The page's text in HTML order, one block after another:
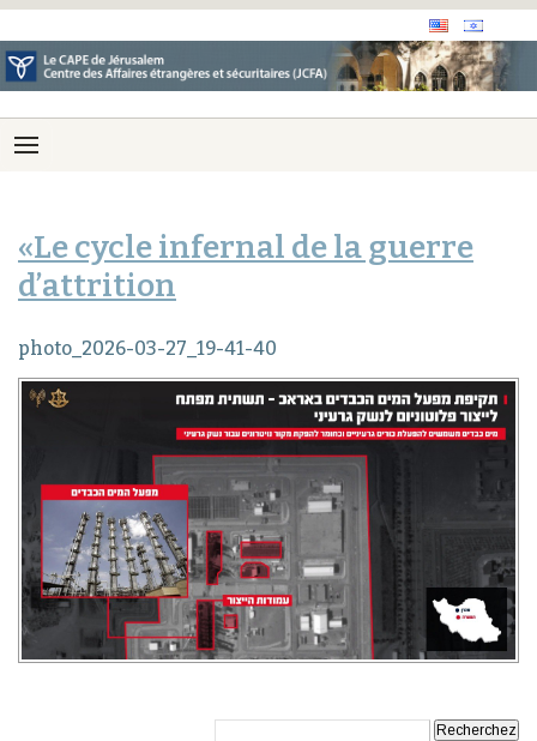
«Le cycle infernal de la guerre
d’attrition
photo_2026-03-27_19-41-40